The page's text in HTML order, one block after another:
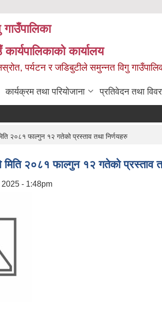
गाउँपालिका
कार्यपालिकाको कार्यालय
पर्यटन र जडिबुटीले समुन्नत विगु
कार्यक्रम तथा परियोजाना प्रतिवेदन तथा
२०८१ फाल्गुन १२ गतेको प्रस्ताव तथा निर्णयहरु
मिति २०८१ फाल्गुन १२ गतेको प्रस्ताव
- 1:48pm